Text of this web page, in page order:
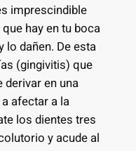
imprescindible
hay en tu boca
lo dañen. De esta
(gingivitis) que
derivar en una
afectar a la
los dientes tres
y acude al